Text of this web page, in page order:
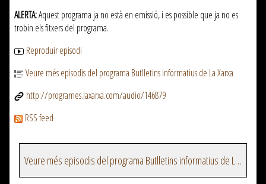
ALERTA:Aquest programa ja no està en emissió, i es possible que ja no es
trobin els fitxers del programa.
Reproduir episodi
Veure més episodis del programa Butlletins informatius de La Xarxa
http://programes.laxarxa.com/audio/146879
RSS feed
Veure més episodis del programa Butlletins informatius de La Xarxa